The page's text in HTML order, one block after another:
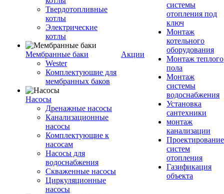
Твердотопливные
котлы
Электрические
котлы
Мембранные баки
Wester
Комплектуюшие для
мембранных баков
Насосы
Дренажные насосы
Канализационные
насосы
Комплектующие к
насосам
Насосы для
водоснабжения
Скваженные насосы
Циркуляционные
насосы
Акции
системы
отопления под
ключ
Монтаж
котельного
оборудования
Монтаж теплого
пола
Монтаж
системы
водоснабжения
Установка
сантехники
монтаж
канализации
Проектирование
систем
отопления
Газификация
объекта